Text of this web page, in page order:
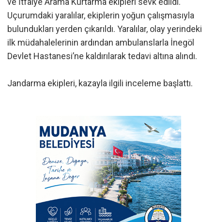
Uçurumdaki yaralılar, ekiplerin yoğun çalışmasıyla
bulundukları yerden çıkarıldı. Yaralılar, olay yerindeki
ilk müdahalelerinin ardından ambulanslarla İnegöl
Devlet Hastanesi’ne kaldırılarak tedavi altına alındı.
Jandarma ekipleri, kazayla ilgili inceleme başlattı.